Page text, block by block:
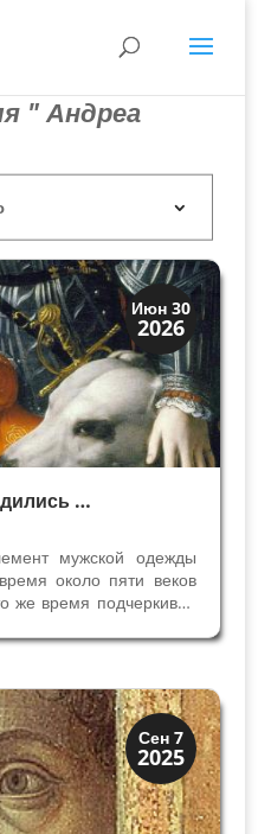
" Андреа
Июн 30
2026
…
мужской одежды
около пяти веков
же время подчеркивал
была широко
Сен 7
2025